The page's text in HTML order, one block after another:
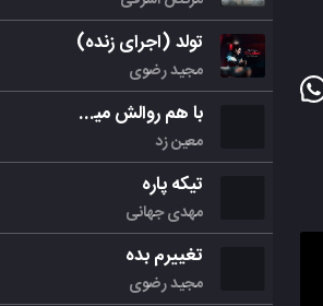
تولد (اجرای زنده)
مجید رضوی
با هم روالش میکنیم
معین زد
تیکه پاره
مهدی جهانی
تغییرم بده
مجید رضوی